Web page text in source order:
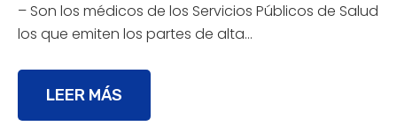
– Son los médicos de los Servicios Públicos de Salud
los que emiten los partes de alta…
LEER MÁS